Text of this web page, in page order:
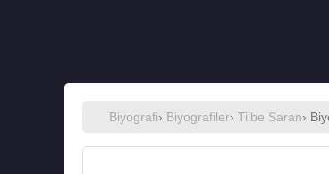
Biyografi› Biyografiler› Tilbe Saran›